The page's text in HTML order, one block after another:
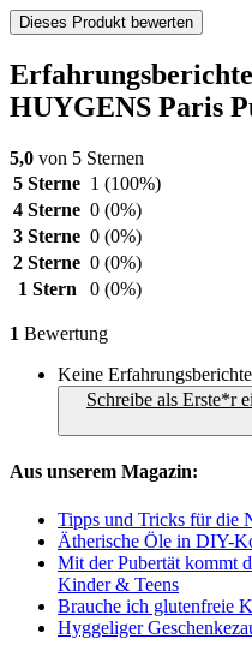
Dieses Produkt bewerten
HUYGENS Paris
5,0 von 5 Sternen
5 Sterne 1 (100%)
4 Sterne 0 (0%)
3 Sterne 0 (0%)
2 Sterne 0 (0%)
1 Stern
0 (0%)
1 Bewertung
Keine
Schreibe als Erste*r
Aus unserem Magazin:
Tipps und Tricks für die
Ätherische Öle in DIY-
Mit der Pubertät kommt
Kinder & Teens
Brauche ich glutenfreie
Hyggeliger